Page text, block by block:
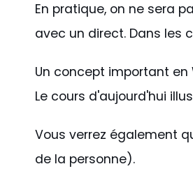
En pratique, on ne sera
avec un direct. Dans les
Un concept important
Le cours d'aujourd'hui
Vous verrez également
de la personne).